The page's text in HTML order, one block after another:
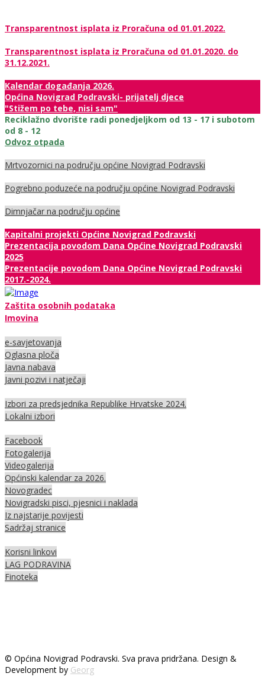
Transparentnost isplata iz Proračuna od 01.01.2022.
Transparentnost isplata iz Proračuna od 01.01.2020. do
31.12.2021.
Kalendar događanja 2026.
Općina Novigrad Podravski- prijatelj djece
"Stižem po tebe, nisi sam"
Reciklažno dvorište radi ponedjeljkom od 13 - 17 i subotom
od 8 - 12
Odvoz otpada
Mrtvozornici na području općine Novigrad Podravski
Pogrebno poduzeće na području općine Novigrad Podravski
Dimnjačar na području općine
Kapitalni projekti Općine Novigrad Podravski
Prezentacija povodom Dana Općine Novigrad Podravski
2025
Prezentacije povodom Dana Općine Novigrad Podravski
2017.-2024.
Zaštita osobnih podataka
Imovina
e-savjetovanja
Oglasna ploča
Javna nabava
Javni pozivi i natječaji
Izbori za predsjednika Republike Hrvatske 2024.
Lokalni izbori
Facebook
Fotogalerija
Videogalerija
Općinski kalendar za 2026.
Novogradec
Novigradski pisci, pjesnici i naklada
Iz najstarije povijesti
Sadržaj stranice
Korisni linkovi
LAG PODRAVINA
Finoteka
© Općina Novigrad Podravski. Sva prava pridržana. Design &
Development by Georg